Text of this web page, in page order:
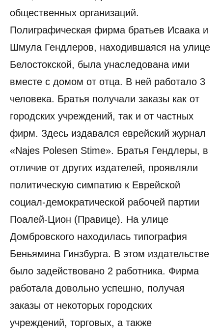
общественных организаций.
Полиграфическая фирма братьев Исаака и
Шмула Гендлеров, находившаяся на улице
Белостокской, была унаследована ими
вместе с домом от отца. В ней работало 3
человека. Братья получали заказы как от
городских учреждений, так и от частных
фирм. Здесь издавался еврейский журнал
«Najes Polesen Stime». Братья Гендлеры, в
отличие от других издателей, проявляли
политическую симпатию к Еврейской
социал-демократической рабочей партии
Поалей-Цион (Правице). На улице
Домбровского находилась типография
Беньямина Гинзбурга. В этом издательстве
было задействовано 2 работника. Фирма
работала довольно успешно, получая
заказы от некоторых городских
учреждений, торговых, а также